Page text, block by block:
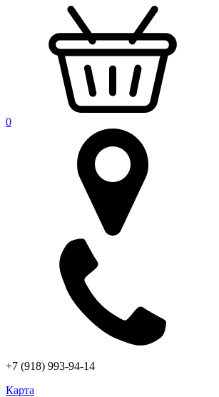
0
+7 (918) 993-94-14
Карта